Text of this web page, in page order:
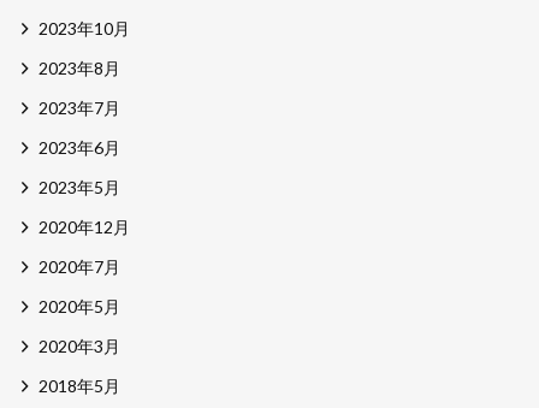
2023年10月
2023年8月
2023年7月
2023年6月
2023年5月
2020年12月
2020年7月
2020年5月
2020年3月
2018年5月